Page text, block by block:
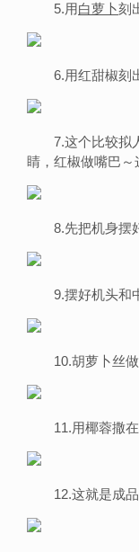
5.用白萝卜刻
6.用红甜椒刻
7.这个比较拟
睛，红椒做嘴巴～
8.先把机身摆
9.摆好机头和
10.胡萝卜丝
11.用椰蓉撒
12.这就是成